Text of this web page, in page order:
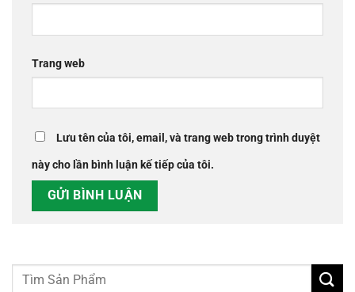
Trang web
Lưu tên của tôi, email, và trang web trong trình duyệt
này cho lần bình luận kế tiếp của tôi.